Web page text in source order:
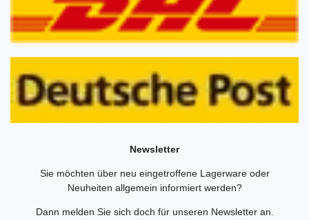
Newsletter
Sie möchten über neu eingetroffene Lagerware oder
Neuheiten allgemein informiert werden?
Dann melden Sie sich doch für unseren Newsletter an.